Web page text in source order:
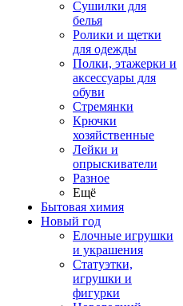
Сушилки для
белья
Ролики и щетки
для одежды
Полки, этажерки и
аксессуары для
обуви
Стремянки
Крючки
хозяйственные
Лейки и
опрыскиватели
Разное
Ещё
Бытовая химия
Новый год
Елочные игрушки
и украшения
Статуэтки,
игрушки и
фигурки